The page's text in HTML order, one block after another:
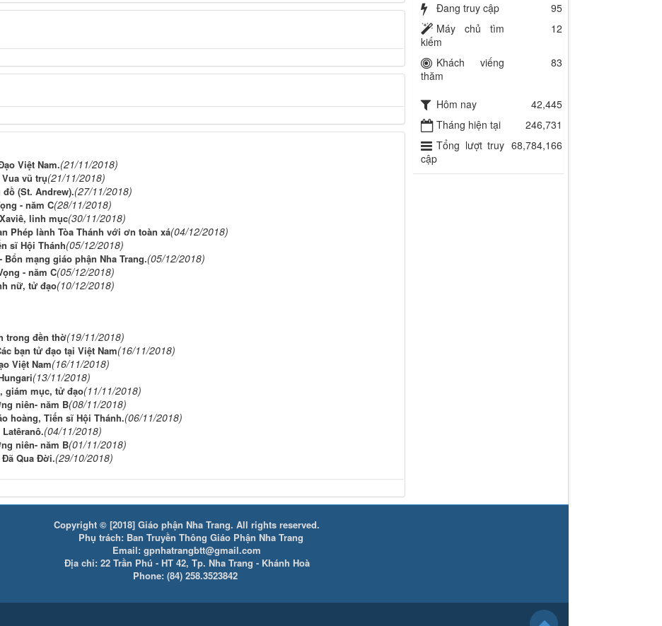
Việt Nam.(21/11/2018)
vũ trụ(21/11/2018)
đồ (St. Andrew).(27/11/2018)
- năm C(28/11/2018)
linh mục(30/11/2018)
Phép lành Tòa Thánh với ơn toàn xá(04/12/2018)
sĩ Hội Thánh(05/12/2018)
mạng giáo phận Nha Trang.(05/12/2018)
- năm C(05/12/2018)
nữ, tử đạo(10/12/2018)
trong đền thờ(19/11/2018)
bạn tử đạo tại Việt Nam(16/11/2018)
Việt Nam(16/11/2018)
(13/11/2018)
giám mục, tử đạo(11/11/2018)
niên- năm B(08/11/2018)
hoàng, Tiến sĩ Hội Thánh.(06/11/2018)
(04/11/2018)
niên- năm B(01/11/2018)
Đã Qua Đời.(29/10/2018)
Đang truy cập
95
Máy chủ tìm
kiếm
12
Khách viếng
thăm
83
Hôm nay
42,445
Tháng hiện tại
246,731
Tổng lượt truy
cập
68,784,166
Copyright © [2018] Giáo phận Nha Trang. All rights reserved.
Phụ trách: Ban Truyền Thông Giáo Phận Nha Trang
Email: gpnhatrangbtt@gmail.com
Địa chỉ: 22 Trần Phú - HT 42, Tp. Nha Trang - Khánh Hoà
Phone: (84) 258.3523842